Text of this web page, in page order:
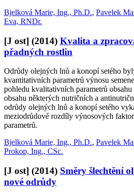
Bjelková Marie, Ing., Ph.D., Pavelek
Eva, RNDr.
[J ost] (2014) Kvalita a
přadných rostlin
Odrůdy olejných lnů a konopí setého
kvantitativních parametrů výnosu
pohledu kvalitativních parametrů
obsahu některých nutričních a
odrůdy olejných lnů a konopí setého
meziodrůdové rozdíly výnosových
parametrů.
Bjelková Marie, Ing., Ph.D., Pavelek
Prokop, Ing., CSc.
[J ost] (2014) Směry šlechtění
nové odrůdy